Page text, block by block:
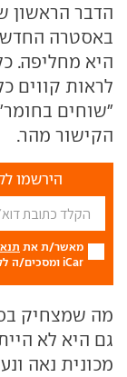
הדבר הראשון
באסטרה
היא מחליפה.
לראות קווים
"שוחים
הקישור מהר.
הירשמו
מאשר/ת את
iCar ומסכים/ה לקבל מכם דברי פרסום.
מה שמצחיק
גם היא לא
מכונית נאה